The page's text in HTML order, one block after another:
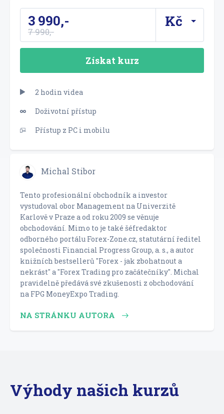
3 990,-
7 990,-
Získat kurz
2 hodin videa
Doživotní přístup
Přístup z PC i mobilu
Michal Stibor
Tento profesionální obchodník a investor
vystudoval obor Management na Univerzitě
Karlově v Praze a od roku 2009 se věnuje
obchodování. Mimo to je také šéfredaktor
odborného portálu Forex-Zone.cz, statutární ředitel
společnosti Financial Progress Group, a. s., a autor
knižních bestsellerů "Forex - jak zbohatnout a
nekrást" a "Forex Trading pro začátečníky". Michal
pravidelně předává své zkušenosti z obchodování
na FPG MoneyExpo Trading.
NA STRÁNKU AUTORA
Výhody našich kurzů